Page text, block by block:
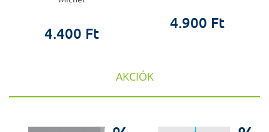
4.400 Ft
4.900 Ft
AKCIÓK